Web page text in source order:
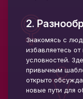
2.
Знакомясь с
избавляетесь
условностей.
привычным
открыто
новые пути для